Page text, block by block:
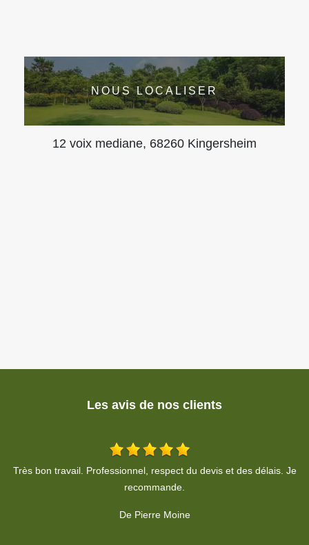
NOUS LOCALISER
12 voix mediane, 68260 Kingersheim
Les avis de nos clients
Travail soigné, propre. A respecter le devis, je recommande
fortement.
De Habiba HOHENADEL